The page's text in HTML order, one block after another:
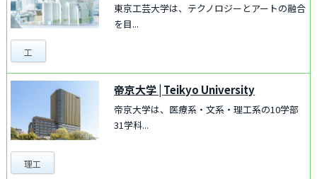
東京工芸大学は、テクノロジーとアートの融合
を目...
工
帝京大学 Teikyo University
帝京大学は、医療系・文系・理工系の10学部
31学科...
理工